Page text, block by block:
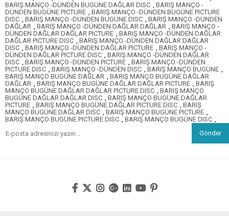
BARIŞ MANÇO -DÜNDEN BUGÜNE DAĞLAR DISC , BARIŞ MANÇO -
DÜNDEN BUGÜNE PICTURE , BARIŞ MANÇO -DÜNDEN BUGÜNE PICTURE
DISC , BARIŞ MANÇO -DÜNDEN BUGÜNE DISC , BARIŞ MANÇO -DÜNDEN
DAĞLAR , BARIŞ MANÇO -DÜNDEN DAĞLAR DAĞLAR , BARIŞ MANÇO -
DÜNDEN DAĞLAR DAĞLAR PICTURE , BARIŞ MANÇO -DÜNDEN DAĞLAR
DAĞLAR PICTURE DISC , BARIŞ MANÇO -DÜNDEN DAĞLAR DAĞLAR
DISC , BARIŞ MANÇO -DÜNDEN DAĞLAR PICTURE , BARIŞ MANÇO -
DÜNDEN DAĞLAR PICTURE DISC , BARIŞ MANÇO -DÜNDEN DAĞLAR
DISC , BARIŞ MANÇO -DÜNDEN PICTURE , BARIŞ MANÇO -DÜNDEN
PICTURE DISC , BARIŞ MANÇO -DÜNDEN DISC , BARIŞ MANÇO BUGÜNE ,
BARIŞ MANÇO BUGÜNE DAĞLAR , BARIŞ MANÇO BUGÜNE DAĞLAR
DAĞLAR , BARIŞ MANÇO BUGÜNE DAĞLAR DAĞLAR PICTURE , BARIŞ
MANÇO BUGÜNE DAĞLAR DAĞLAR PICTURE DISC , BARIŞ MANÇO
BUGÜNE DAĞLAR DAĞLAR DISC , BARIŞ MANÇO BUGÜNE DAĞLAR
PICTURE , BARIŞ MANÇO BUGÜNE DAĞLAR PICTURE DISC , BARIŞ
MANÇO BUGÜNE DAĞLAR DISC , BARIŞ MANÇO BUGÜNE PICTURE ,
BARIŞ MANÇO BUGÜNE PICTURE DISC , BARIŞ MANÇO BUGÜNE DISC ,
Gönder